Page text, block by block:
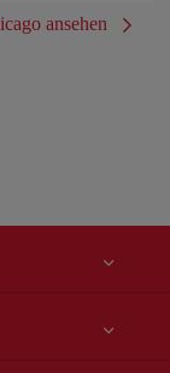
ansehen